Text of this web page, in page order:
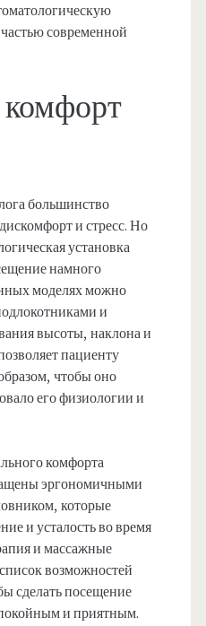
современной
большинство
и стресс. Но
установка
намного
моделях можно
и
высоты, наклона и
пациенту
чтобы оно
его физиологии и
комфорта
эргономичными
которые
и усталость во время
и массажные
возможностей
сделать посещение
и приятным.